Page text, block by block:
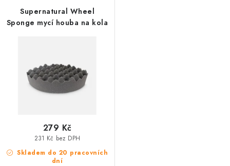
k
u
Supernatural Wheel
Sponge mycí houba na kola
Skladem do 20 pracovních
dní
231 Kč bez DPH
279 Kč